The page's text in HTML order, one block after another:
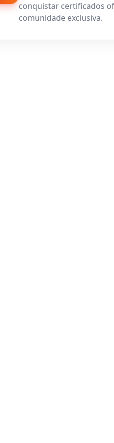
conquistar certificados
comunidade exclusiva.